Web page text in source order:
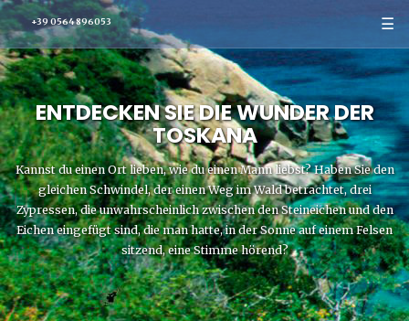
+39 0564 896053 ☰
ENTDECKEN SIE DIE WUNDER DER
TOSKANA
Kannst du einen Ort lieben, wie du einen Mann liebst? Haben Sie den
gleichen Schwindel, der einen Weg im Wald betrachtet, drei
Zypressen, die unwahrscheinlich zwischen den Steineichen und den
Eichen eingefügt sind, die man hatte, in der Sonne auf einem Felsen
sitzend, eine Stimme hörend?